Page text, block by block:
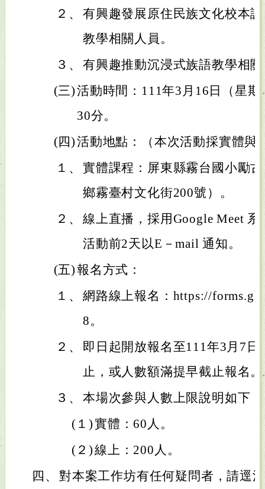
２、 有興趣發展原住民族文化校本
教學相關人員。
３、 有興趣推動沉浸式族語教學相
(三)活動時間：111年3月16日（星
30分。
(四)活動地點：（本次活動採實體與
１、 實體課程：屏東縣霧台國小勵
鄉霧臺村文化街200號）。
２、 線上直播，採用Google Meet
活動前2天以E－mail 通知。
(五)報名方式：
１、 網路線上報名：https://
8。
２、
即日起開放報名至111年3月7
止，或人數額滿提早截止報名。
３、 本場次參與人數上限說明如下：
(１)實體：60人。
(２)線上：200人。
四、 對本案工作坊有任何疑問者，請逕